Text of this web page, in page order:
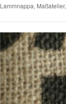
Lammnappa, Maßatelier,